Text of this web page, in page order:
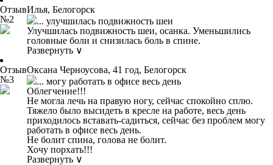
Отзыв
№2
Илья, Белогорск
... улучшилась подвижность шеи
Улучшилась подвижность шеи, осанка. Уменьшились
головные боли и снизилась боль в спине.
Развернуть ∨
Отзыв
№3
Оксана Черноусова, 41 год, Белогорск
... могу работать в офисе весь день
Облегчение!!!
Не могла лечь на правую ногу, сейчас спокойно сплю.
Тяжело было высидеть в кресле на работе, весь день
приходилось вставать-садиться, сейчас без проблем могу
работать в офисе весь день.
Не болит спина, голова не болит.
Хочу порхать!!!
Развернуть ∨